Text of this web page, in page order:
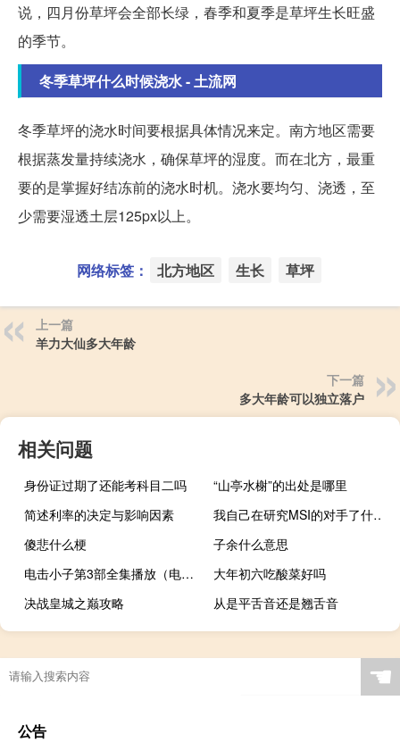
说，四月份草坪会全部长绿，春季和夏季是草坪生长旺盛
的季节。
冬季草坪什么时候浇水 - 土流网
冬季草坪的浇水时间要根据具体情况来定。南方地区需要
根据蒸发量持续浇水，确保草坪的湿度。而在北方，最重
要的是掌握好结冻前的浇水时机。浇水要均匀、浇透，至
少需要湿透土层125px以上。
网络标签： 北方地区 生长 草坪
上一篇
羊力大仙多大年龄
下一篇
多大年龄可以独立落户
相关问题
身份证过期了还能考科目二吗
“山亭水榭”的出处是哪里
简述利率的决定与影响因素
我自己在研究MSI的对手了什么梗
傻悲什么梗
子余什么意思
电击小子第3部全集播放（电击小子第3部）
大年初六吃酸菜好吗
决战皇城之巅攻略
从是平舌音还是翘舌音
☚
公告